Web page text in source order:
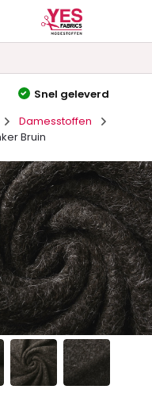
Hoge kwaliteit&Lage prijzen
Damesstoffen
Bruin